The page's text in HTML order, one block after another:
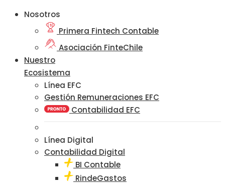
Nosotros
Primera Fintech Contable
Asociación FinteChile
Nuestro
Ecosistema
Línea EFC
Gestión Remuneraciones EFC
Contabilidad EFC
Línea Digital
Contabilidad Digital
BI Contable
RindeGastos